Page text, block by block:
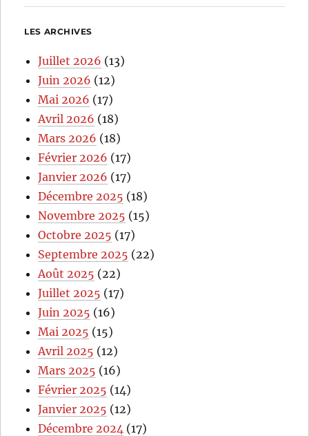
LES ARCHIVES
Juillet 2026 (13)
Juin 2026 (12)
Mai 2026 (17)
Avril 2026 (18)
Mars 2026 (18)
Février 2026 (17)
Janvier 2026 (17)
Décembre 2025 (18)
Novembre 2025 (15)
Octobre 2025 (17)
Septembre 2025 (22)
Août 2025 (22)
Juillet 2025 (17)
Juin 2025 (16)
Mai 2025 (15)
Avril 2025 (12)
Mars 2025 (16)
Février 2025 (14)
Janvier 2025 (12)
Décembre 2024 (17)